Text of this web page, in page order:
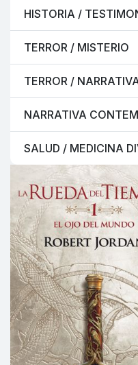
HISTORIA /
TERROR / MISTERIO
TERROR /
NARRATIVA
SALUD / MEDICINA